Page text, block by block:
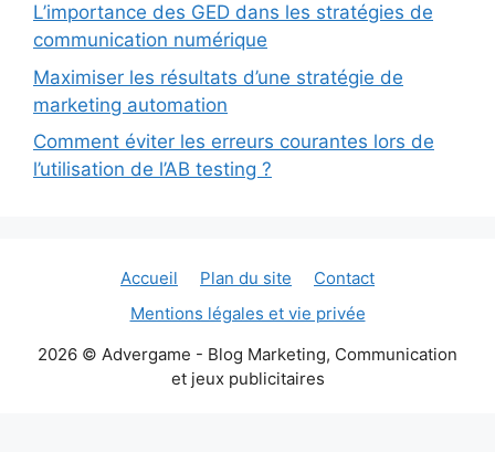
L’importance des GED dans les stratégies de
communication numérique
Maximiser les résultats d’une stratégie de
marketing automation
Comment éviter les erreurs courantes lors de
l’utilisation de l’AB testing ?
Accueil Plan du site
Contact
Mentions légales et vie privée
2026 © Advergame - Blog Marketing, Communication
et jeux publicitaires